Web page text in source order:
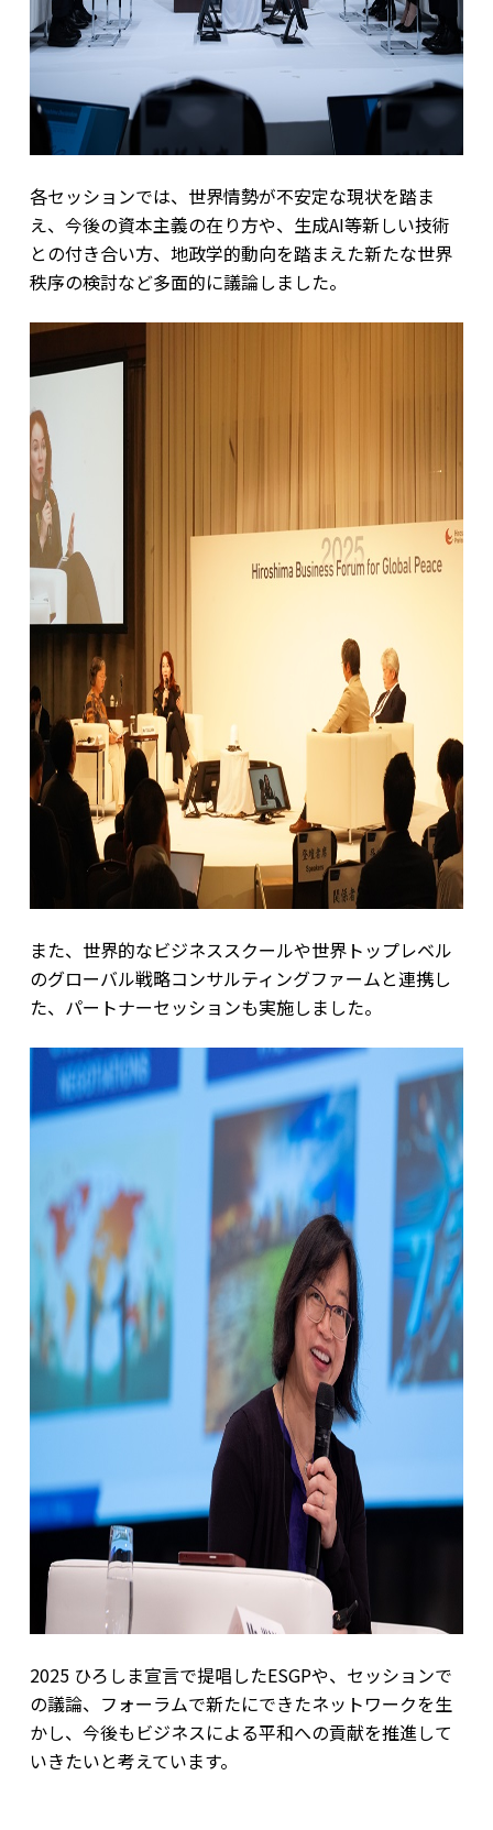
各セッションでは、世界情勢が不安定な現状を踏ま
え、今後の資本主義の在り方や、生成AI等新しい技術
との付き合い方、地政学的動向を踏まえた新たな世界
秩序の検討など多面的に議論しました。
また、世界的なビジネススクールや世界トップレベル
のグローバル戦略コンサルティングファームと連携し
た、パートナーセッションも実施しました。
2025 ひろしま宣言で提唱したESGPや、セッションで
の議論、フォーラムで新たにできたネットワークを生
かし、今後もビジネスによる平和への貢献を推進して
いきたいと考えています。